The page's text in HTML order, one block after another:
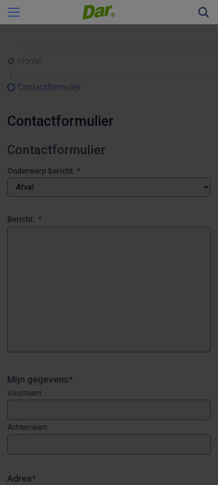
Home
Contactformulier
Contactformulier
Contactformulier
Onderwerp bericht *
Bericht: *
Mijn gegevens*
Voornaam
Achternaam
Adres*